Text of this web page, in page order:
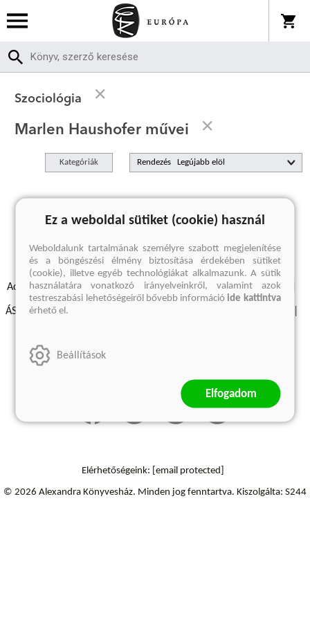
Szociológia
Marlen Haushofer művei
Kategóriák Rendezés
A keresett kifejezésre nincs találat
Adatvédelmi szabályzatok Elállási felmondási nyilatkozat
ÁSZF - Vásárlási feltételek
Szállítási információk
Elérhetőségeink: [email protected]
© 2026 Alexandra Könyvesház. Minden jog fenntartva. Kiszolgálta: S244
Ez a weboldal sütiket (cookie) használ
Weboldalunk tartalmának személyre szabott megjelenítése
és a böngészési élmény biztosítása érdekében sütiket
(cookie), illetve egyéb technológiákat alkalmazunk. A sütik
használatára vonatkozó irányelveinkről, valamint azok
testreszabási lehetőségeiről bővebb információide kattintva
érhető el.
Beállítások
Elfogadom